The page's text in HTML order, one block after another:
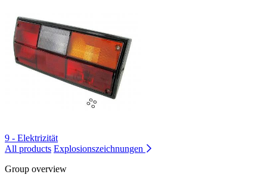
9 - Elektrizität
All products Explosionszeichnungen
Group overview